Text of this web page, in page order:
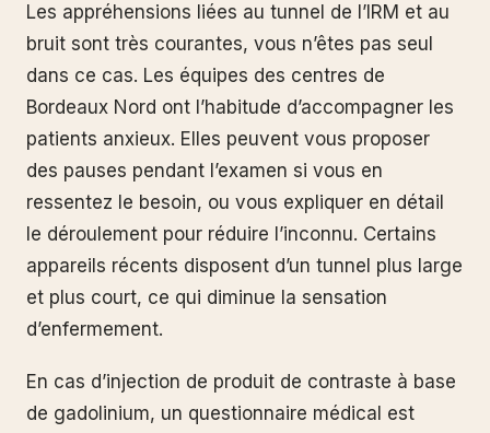
Les appréhensions liées au tunnel de l’IRM et au
bruit sont très courantes, vous n’êtes pas seul
dans ce cas. Les équipes des centres de
Bordeaux Nord ont l’habitude d’accompagner les
patients anxieux. Elles peuvent vous proposer
des pauses pendant l’examen si vous en
ressentez le besoin, ou vous expliquer en détail
le déroulement pour réduire l’inconnu. Certains
appareils récents disposent d’un tunnel plus large
et plus court, ce qui diminue la sensation
d’enfermement.
En cas d’injection de produit de contraste à base
de gadolinium, un questionnaire médical est